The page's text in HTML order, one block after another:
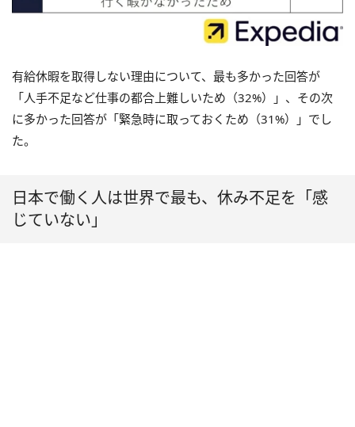
有給休暇を取得しない理由について、最も多かった回答が
「人手不足など仕事の都合上難しいため（32%）」、その次
に多かった回答が「緊急時に取っておくため（31%）」でし
た。
日本で働く人は世界で最も、休み不足を「感
じていない」